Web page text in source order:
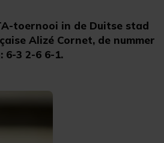
toernooi in de Duitse stad
Alizé Cornet, de nummer
3 2-6 6-1.